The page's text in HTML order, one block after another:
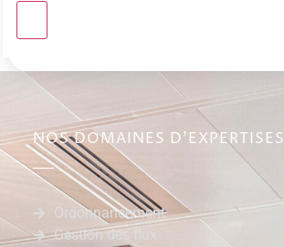
NOS DOMAINES D'EXPERTISES
Ordonnancement
Gestion des flux